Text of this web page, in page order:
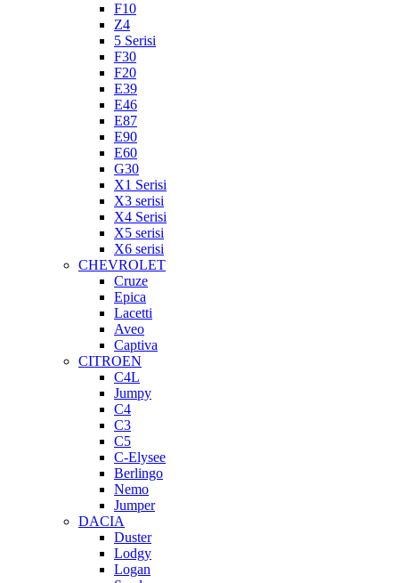
F10
Z4
5 Serisi
F30
F20
E39
E46
E87
E90
E60
G30
X1 Serisi
X3 serisi
X4 Serisi
X5 serisi
X6 serisi
CHEVROLET
Cruze
Epica
Lacetti
Aveo
Captiva
CITROEN
C4L
Jumpy
C4
C3
C5
C-Elysee
Berlingo
Nemo
Jumper
DACIA
Duster
Lodgy
Logan